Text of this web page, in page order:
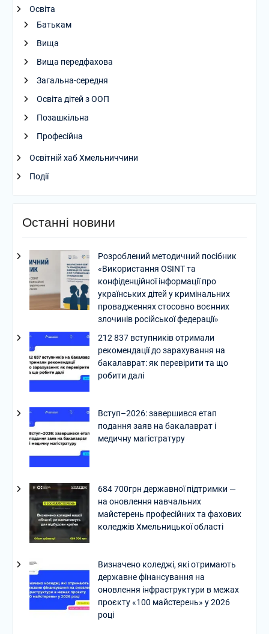
Освіта
Батькам
Вища
Вища передфахова
Загальна-середня
Освіта дітей з ООП
Позашкільна
Професійна
Освітній хаб Хмельниччини
Події
Останні новини
Розроблений методичний посібник
«Використання OSINT та
конфіденційної інформації про
українських дітей у кримінальних
провадженнях стосовно воєнних
злочинів російської федерації»
212 837 вступників отримали
рекомендації до зарахування на
бакалаврат: як перевірити та що
робити далі
Вступ–2026: завершився етап
подання заяв на бакалаврат і
медичну магістратуру
684 700грн державної підтримки —
на оновлення навчальних
майстерень професійних та фахових
коледжів Хмельницької області
Визначено коледжі, які отримають
державне фінансування на
оновлення інфраструктури в межах
проєкту «100 майстерень» у 2026
році